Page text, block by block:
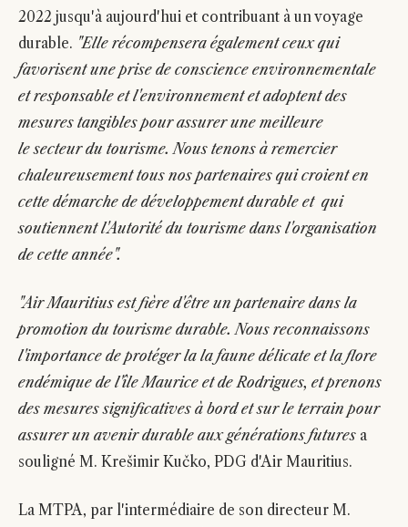
2022 jusqu'à aujourd'hui et contribuant à un voyage
durable. "Elle récompensera également ceux qui
favorisent une prise de conscience environnementale
et responsable et l'environnement et adoptent des
mesures tangibles pour assurer une meilleure
le secteur du tourisme. Nous tenons à remercier
chaleureusement tous nos partenaires qui croient en
cette démarche de développement durable et qui
soutiennent l'Autorité du tourisme dans l'organisation
de cette année".
"Air Mauritius est fière d'être un partenaire dans la
promotion du tourisme durable. Nous reconnaissons
l'importance de protéger la la faune délicate et la flore
endémique de l'île Maurice et de Rodrigues, et prenons
des mesures significatives à bord et sur le terrain pour
assurer un avenir durable aux générations futures a
souligné M. Krešimir Kučko, PDG d'Air Mauritius.
La MTPA, par l'intermédiaire de son directeur M.